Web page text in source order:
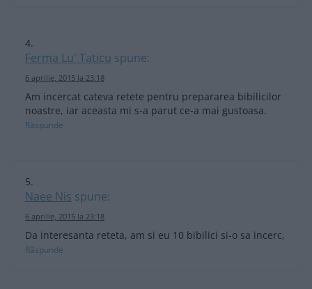
Ferma Lu' Taticu spune:
6 aprilie, 2015 la 23:18
Am incercat cateva retete pentru prepararea bibilicilor
noastre, iar aceasta mi s-a parut ce-a mai gustoasa.
Răspunde
Naee Nis spune:
6 aprilie, 2015 la 23:18
Da interesanta reteta, am si eu 10 bibilici si-o sa incerc,
Răspunde